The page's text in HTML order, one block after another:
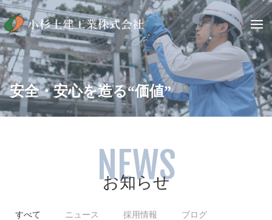
安全・安心を造る“価値”
NEWS
お知らせ
すべて ニュース 採用情報 ブログ